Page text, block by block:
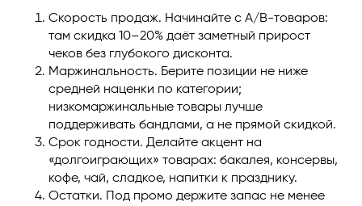
Скорость продаж. Начинайте с A/B-товаров:
там скидка 10–20% даёт заметный прирост
чеков без глубокого дисконта.
Маржинальность. Берите позиции не ниже
средней наценки по категории;
низкомаржинальные товары лучше
поддерживать бандлами, а не прямой скидкой.
Срок годности. Делайте акцент на
«долгоиграющих» товарах: бакалея, консервы,
кофе, чай, сладкое, напитки к празднику.
Остатки. Под промо держите запас не менее